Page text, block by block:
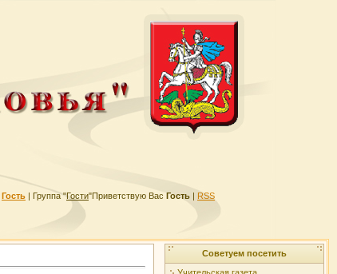
Гость | Группа"Гости"Приветствую Вас Гость | RSS
Советуем посетить